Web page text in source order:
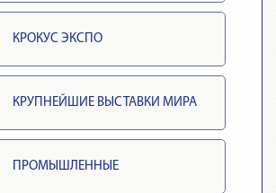
КРОКУС ЭКСПО
КРУПНЕЙШИЕ ВЫСТАВКИ МИРА
ПРОМЫШЛЕННЫЕ